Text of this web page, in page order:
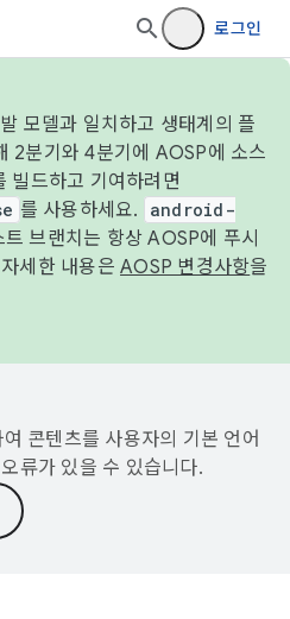
로그인
모델과 일치하고 생태계의 플
2분기와 4분기에 AOSP에 소스
빌드하고 기여하려면
를 사용하세요.
android-
트 브랜치는 항상 AOSP에 푸시
세한 내용은 AOSP 변경사항을
콘텐츠를 사용자의 기본 언어
류가 있을 수 있습니다.